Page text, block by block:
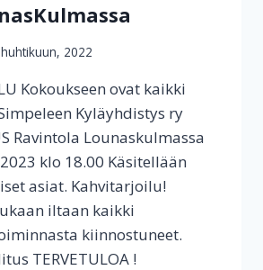
2022
Kokoukseen ovat kaikki
Kyläyhdistys ry
Ravintola Lounaskulmassa
klo 18.00 Käsitellään
asiat. Kahvitarjoilu!
iltaan kaikki
kiinnostuneet.
TERVETULOA !